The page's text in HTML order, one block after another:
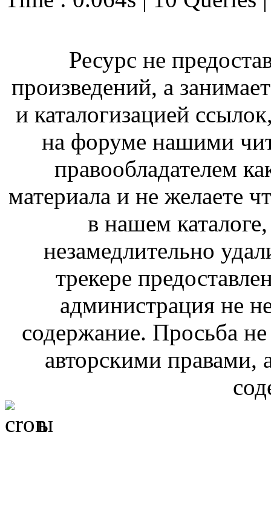
Ресурс не
произведений, а
и каталогизацией
на форуме нашими
правообладателем
материала и не желаете
в нашем
незамедлительно
трекере
администрация не
содержание. Просьба
авторскими правами,
ы